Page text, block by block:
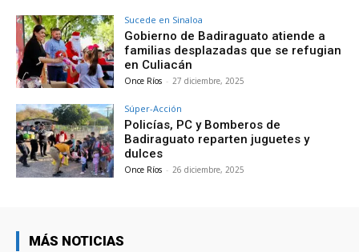
Sucede en Sinaloa
Gobierno de Badiraguato atiende a
familias desplazadas que se refugian
en Culiacán
Once Ríos - 27 diciembre, 2025
Súper-Acción
Policías, PC y Bomberos de
Badiraguato reparten juguetes y
dulces
Once Ríos - 26 diciembre, 2025
MÁS NOTICIAS